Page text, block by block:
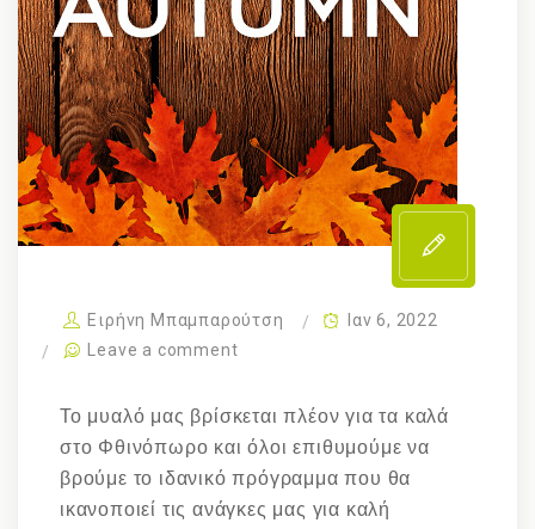
Ειρήνη Μπαμπαρούτση
Ιαν 6, 2022
Leave a comment
Το μυαλό μας βρίσκεται πλέον για τα καλά
στο Φθινόπωρο και όλοι επιθυμούμε να
βρούμε το ιδανικό πρόγραμμα που θα
ικανοποιεί τις ανάγκες μας για καλή